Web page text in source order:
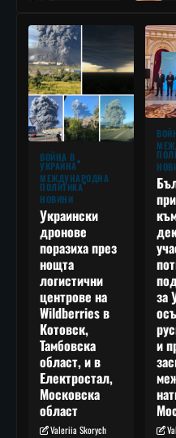
ВОЙНА В
УКРАЙНА
МЕЖДУНАРОДНА
ПОЛИТИКА
НОВИНИ
Украински
дронове
поразиха през
нощта
логистични
центрове на
Wildberries в
Котовск,
Тамбовска
област, и в
Електростал,
Московска
област
Valeriia Skorych
за
и